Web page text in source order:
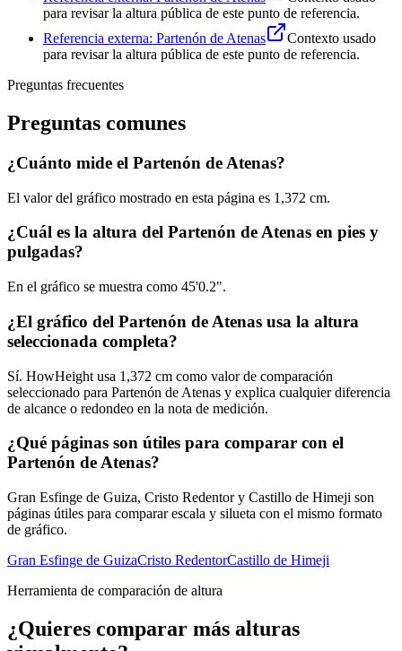
para revisar la altura pública de este punto de referencia.
Referencia externa: Partenón de Atenas
Contexto usado
para revisar la altura pública de este punto de referencia.
Preguntas frecuentes
Preguntas comunes
¿Cuánto mide el Partenón de Atenas?
El valor del gráfico mostrado en esta página es 1,372 cm.
¿Cuál es la altura del Partenón de Atenas en pies y
pulgadas?
En el gráfico se muestra como 45'0.2".
¿El gráfico del Partenón de Atenas usa la altura
seleccionada completa?
Sí. HowHeight usa 1,372 cm como valor de comparación
seleccionado para Partenón de Atenas y explica cualquier diferencia
de alcance o redondeo en la nota de medición.
¿Qué páginas son útiles para comparar con el
Partenón de Atenas?
Gran Esfinge de Guiza, Cristo Redentor y Castillo de Himeji son
páginas útiles para comparar escala y silueta con el mismo formato
de gráfico.
Gran Esfinge de GuizaCristo RedentorCastillo de Himeji
Herramienta de comparación de altura
¿Quieres comparar más alturas